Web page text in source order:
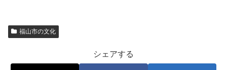
福山市の文化
シェアする